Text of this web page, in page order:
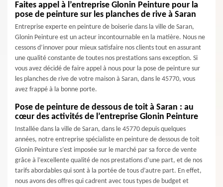
Faites appel à l’entreprise Glonin Peinture pour la
pose de peinture sur les planches de rive à Saran
Entreprise experte en peinture de boiserie dans la ville de Saran,
Glonin Peinture est un acteur incontournable en la matière. Nous ne
cessons d’innover pour mieux satisfaire nos clients tout en assurant
une qualité constante de toutes nos prestations sans exception. Si
vous avez décidé de faire appel à nous pour la pose de peinture sur
les planches de rive de votre maison à Saran, dans le 45770, vous
avez frappé à la bonne porte.
Pose de peinture de dessous de toit à Saran : au
cœur des activités de l’entreprise Glonin Peinture
Installée dans la ville de Saran, dans le 45770 depuis quelques
années, notre entreprise spécialiste en peinture de dessous de toit
Glonin Peinture s’est imposée sur le marché par sa force de vente
grâce à l’excellente qualité de nos prestations d’une part, et de nos
tarifs abordables qui sont à la portée de tous d’autre part. En effet,
nous avons des offres qui cadrent avec tous types de budget et